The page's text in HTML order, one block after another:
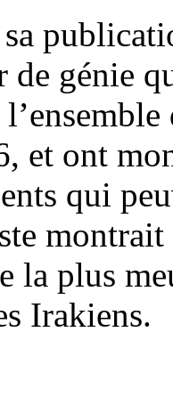
sa
de génie
et ont
qui
la plus
Irakiens.